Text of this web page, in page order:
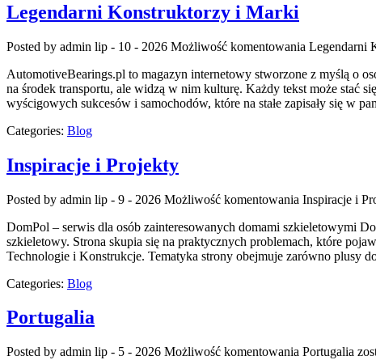
Legendarni Konstruktorzy i Marki
Posted by admin lip - 10 - 2026 Możliwość komentowania Legendarni
AutomotiveBearings.pl to magazyn internetowy stworzone z myślą o
na środek transportu, ale widzą w nim kulturę. Każdy tekst może stać
wyścigowych sukcesów i samochodów, które na stałe zapisały się w
Categories: Blog
Inspiracje i Projekty
Posted by admin lip - 9 - 2026 Możliwość komentowania Inspiracje i
DomPol – serwis dla osób zainteresowanych domami szkieletowymi
szkieletowy. Strona skupia się na praktycznych problemach, które
Technologie i Konstrukcje. Tematyka strony obejmuje zarówno plusy
Categories: Blog
Portugalia
Posted by admin lip - 5 - 2026 Możliwość komentowania Portugalia